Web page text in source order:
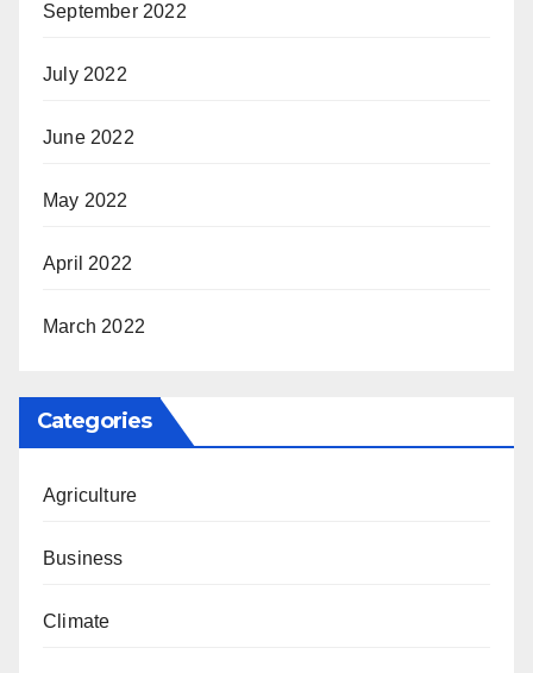
September 2022
July 2022
June 2022
May 2022
April 2022
March 2022
Categories
Agriculture
Business
Climate